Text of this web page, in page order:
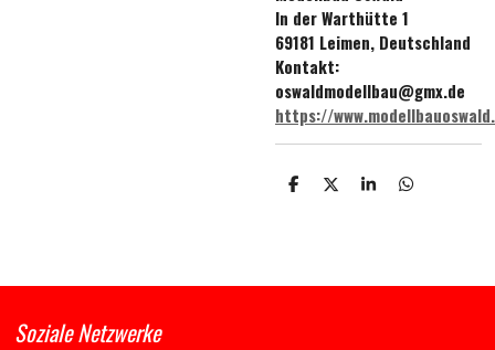
In der Warthütte 1
69181 Leimen, Deutschland
Kontakt:
oswaldmodellbau@gmx.de
https://
T T T T
Soziale Netzwerke